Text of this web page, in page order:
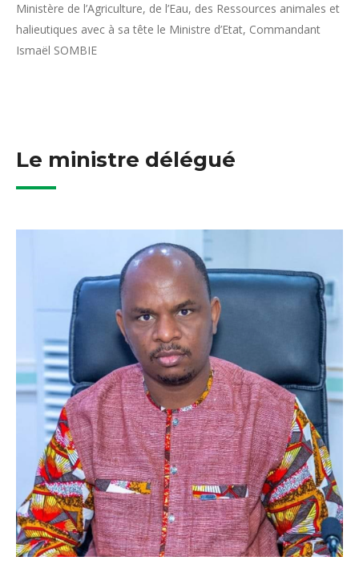
Ministère de l’Agriculture, de l’Eau, des Ressources animales et
halieutiques avec à sa tête le Ministre d’Etat, Commandant
Ismaël SOMBIE
Le ministre délégué